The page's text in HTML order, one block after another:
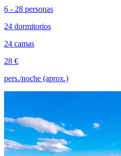
6 - 28 personas
24 dormitorios
24 camas
28 €
pers./noche (aprox.)